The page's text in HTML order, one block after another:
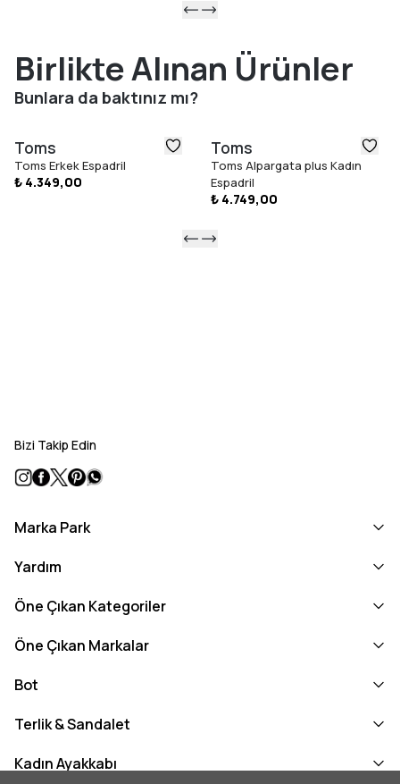
Birlikte Alınan Ürünler
Bunlara da baktınız mı?
Toms
Toms Erkek Espadril
₺ 4.349,00
Toms
Toms Alpargata plus Kadın
Espadril
₺ 4.749,00
Bizi Takip Edin
Marka Park
Yardım
Öne Çıkan Kategoriler
Öne Çıkan Markalar
Bot
Terlik & Sandalet
Kadın Ayakkabı